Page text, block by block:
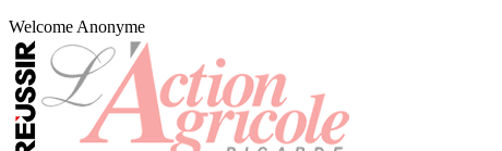
Welcome Anonyme